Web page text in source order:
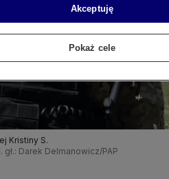
Kristiny S.
gł.: Darek Delmanowicz/PAP
Akceptuję
Pokaż cele